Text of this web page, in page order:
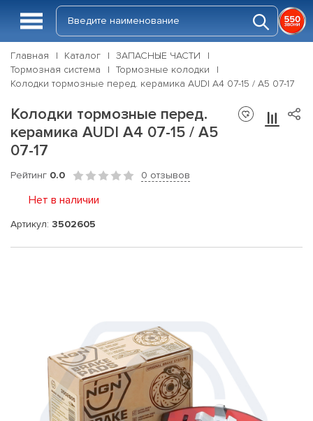
Главная Каталог
ЗАПАСНЫЕ ЧАСТИ
Тормозная система
Тормозные колодки
Колодки тормозные перед. керамика AUDI A4 07-15 / A5 07-17
Колодки тормозные перед.
керамика AUDI A4 07-15 / A5
07-17
Рейтинг 0.0 0 отзывов
Нет в наличии
Артикул: 3502605